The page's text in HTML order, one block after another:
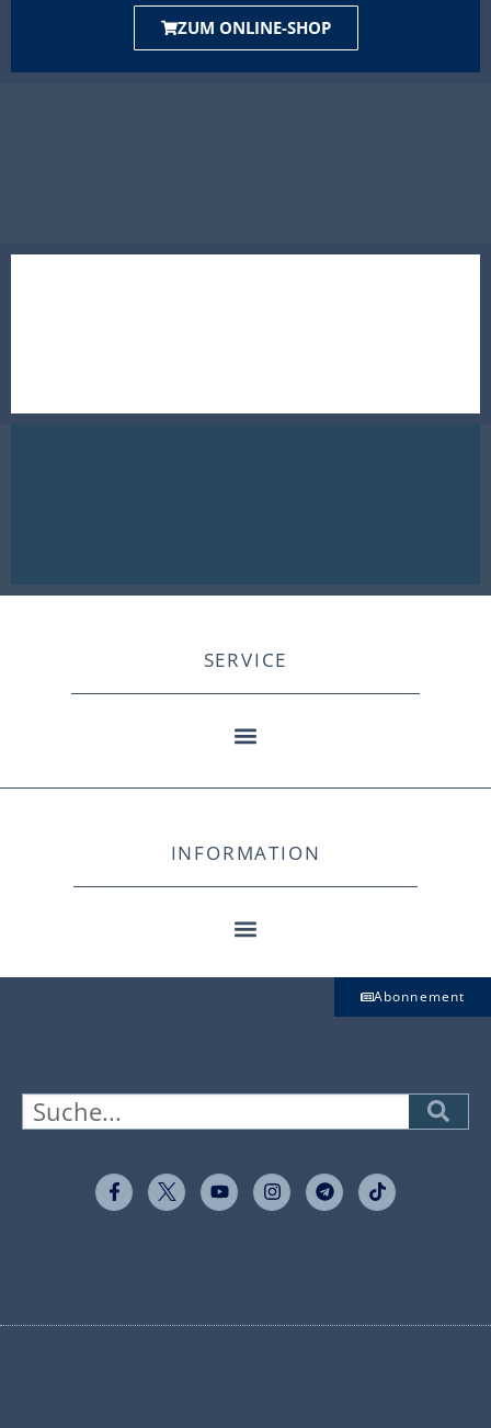
ZUM ONLINE-SHOP
SERVICE
INFORMATION
Abonnement